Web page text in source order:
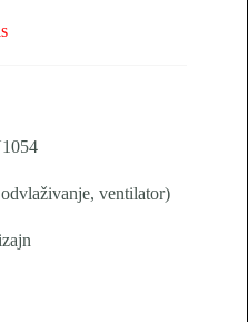
ventilator)